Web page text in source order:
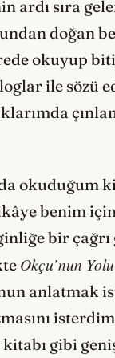
ardı sıra
doğan
okuyup
ile sözü
okuduğum
benim
bir
Okçu’nun Yolu
anlatmak
gibi